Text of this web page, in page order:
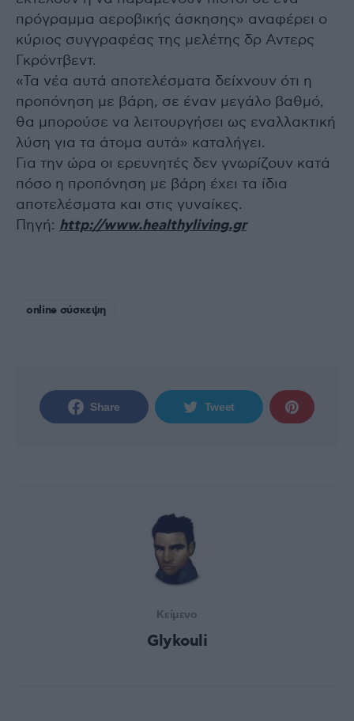
πρόγραμμα αεροβικής άσκησης» αναφέρει ο
κύριος συγγραφέας της μελέτης δρ Αντερς
Γκρόντβεντ.
«Τα νέα αυτά αποτελέσματα δείχνουν ότι η
προπόνηση με βάρη, σε έναν μεγάλο βαθμό,
θα μπορούσε να λειτουργήσει ως εναλλακτική
λύση για τα άτομα αυτά» καταλήγει.
Για την ώρα οι ερευνητές δεν γνωρίζουν κατά
πόσο η προπόνηση με βάρη έχει τα ίδια
αποτελέσματα και στις γυναίκες.
Πηγή: http://www.healthyliving.gr
online σύσκεψη
Share Tweet
Κείμενο
Glykouli